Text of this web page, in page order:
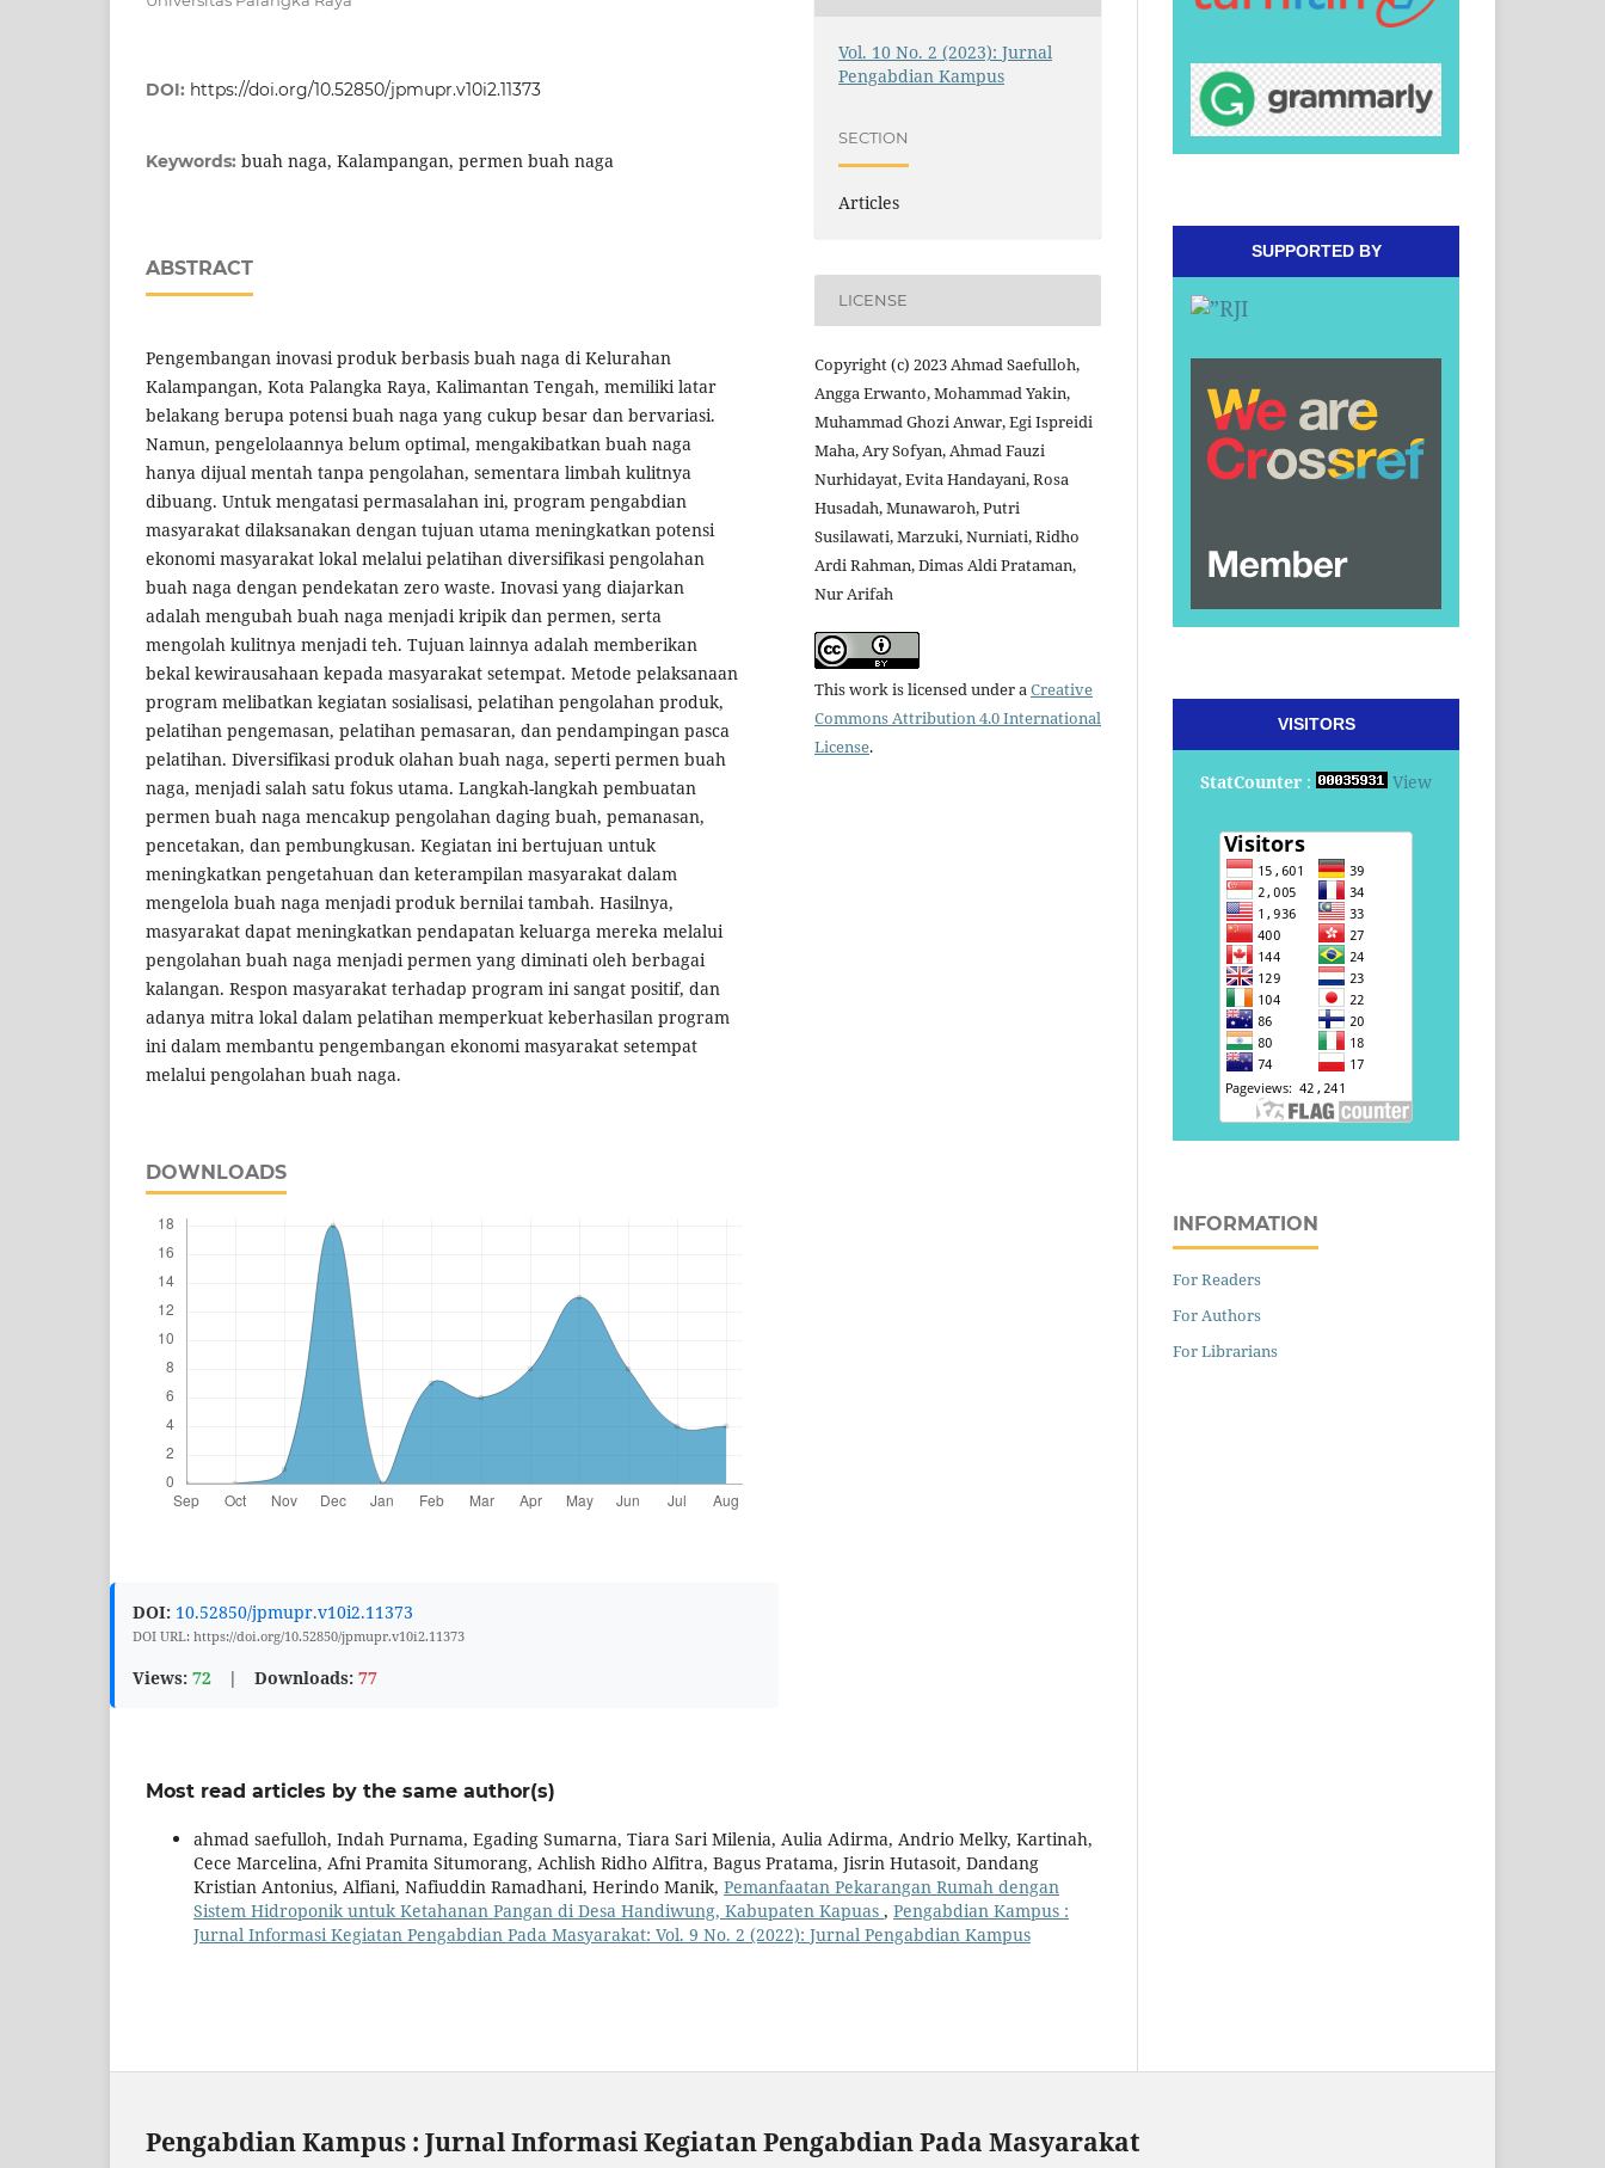
DOI: https://doi.org/10.52850/jpmupr.v10i2.11373
Keywords: buah naga, Kalampangan, permen buah naga
ABSTRACT
Pengembangan inovasi produk berbasis buah naga di Kelurahan
Kalampangan, Kota Palangka Raya, Kalimantan Tengah, memiliki latar
belakang berupa potensi buah naga yang cukup besar dan bervariasi.
Namun, pengelolaannya belum optimal, mengakibatkan buah naga
hanya dijual mentah tanpa pengolahan, sementara limbah kulitnya
dibuang. Untuk mengatasi permasalahan ini, program pengabdian
masyarakat dilaksanakan dengan tujuan utama meningkatkan potensi
ekonomi masyarakat lokal melalui pelatihan diversifikasi pengolahan
buah naga dengan pendekatan zero waste. Inovasi yang diajarkan
adalah mengubah buah naga menjadi kripik dan permen, serta
mengolah kulitnya menjadi teh. Tujuan lainnya adalah memberikan
bekal kewirausahaan kepada masyarakat setempat. Metode pelaksanaan
program melibatkan kegiatan sosialisasi, pelatihan pengolahan produk,
pelatihan pengemasan, pelatihan pemasaran, dan pendampingan pasca
pelatihan. Diversifikasi produk olahan buah naga, seperti permen buah
naga, menjadi salah satu fokus utama. Langkah-langkah pembuatan
permen buah naga mencakup pengolahan daging buah, pemanasan,
pencetakan, dan pembungkusan. Kegiatan ini bertujuan untuk
meningkatkan pengetahuan dan keterampilan masyarakat dalam
mengelola buah naga menjadi produk bernilai tambah. Hasilnya,
masyarakat dapat meningkatkan pendapatan keluarga mereka melalui
pengolahan buah naga menjadi permen yang diminati oleh berbagai
kalangan. Respon masyarakat terhadap program ini sangat positif, dan
adanya mitra lokal dalam pelatihan memperkuat keberhasilan program
ini dalam membantu pengembangan ekonomi masyarakat setempat
melalui pengolahan buah naga.
DOWNLOADS
DOI: 10.52850/jpmupr.v10i2.11373
DOI URL: https://doi.org/10.52850/jpmupr.v10i2.11373
Views: 72 | Downloads: 77
Vol. 10 No. 2 (2023): Jurnal
Pengabdian Kampus
SECTION
Articles
LICENSE
Copyright (c) 2023 Ahmad Saefulloh,
Angga Erwanto, Mohammad Yakin,
Muhammad Ghozi Anwar, Egi Ispreidi
Maha, Ary Sofyan, Ahmad Fauzi
Nurhidayat, Evita Handayani, Rosa
Husadah, Munawaroh, Putri
Susilawati, Marzuki, Nurniati, Ridho
Ardi Rahman, Dimas Aldi Prataman,
Nur Arifah
This work is licensed under aCreative
Commons Attribution 4.0 International
License.
Most read articles by the same author(s)
ahmad saefulloh, Indah Purnama, Egading Sumarna, Tiara Sari Milenia, Aulia Adirma, Andrio Melky, Kartinah,
Cece Marcelina, Afni Pramita Situmorang, Achlish Ridho Alfitra, Bagus Pratama, Jisrin Hutasoit, Dandang
Kristian Antonius, Alfiani, Nafiuddin Ramadhani, Herindo Manik, Pemanfaatan Pekarangan Rumah dengan
Sistem Hidroponik untuk Ketahanan Pangan di Desa Handiwung, Kabupaten Kapuas , Pengabdian Kampus :
Jurnal Informasi Kegiatan Pengabdian Pada Masyarakat: Vol. 9 No. 2 (2022): Jurnal Pengabdian Kampus
SUPPORTED BY
VISITORS
StatCounter : View
INFORMATION
For Readers
For Authors
For Librarians
Pengabdian Kampus : Jurnal Informasi Kegiatan Pengabdian Pada Masyarakat